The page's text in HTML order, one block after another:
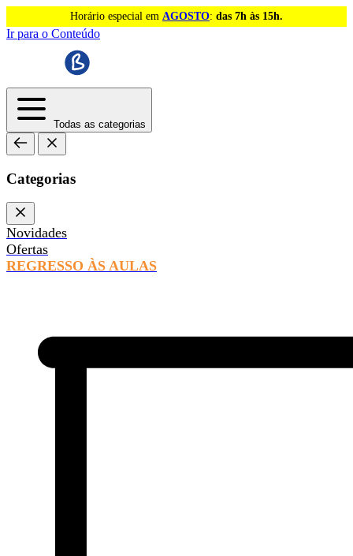
Horário especial em AGOSTO: das 7h às 15h.
Ir para o Conteúdo
Todas as categorias
Categorias
Novidades
Ofertas
REGRESSO ÀS AULAS